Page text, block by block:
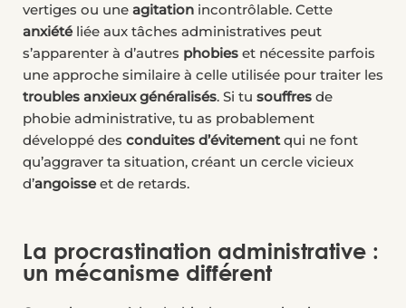
vertiges ou une agitation incontrôlable. Cette
anxiétéliée aux tâches administratives peut
s’apparenter à d’autres phobies et nécessite parfois
une approche similaire à celle utilisée pour traiter les
troubles anxieux généralisés. Si tu souffres de
phobie administrative, tu as probablement
développé des conduites d’évitementqui ne font
qu’aggraver ta situation, créant un cercle vicieux
d’angoisseet de retards.
La procrastination administrative :
un mécanisme différent